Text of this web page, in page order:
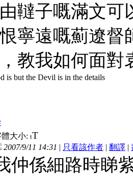
韃子嘅滿文
寧遠嘅薊遼督
教我如何面對
is but the Devil is in the details
大小: tT
2007/9/11 14:31 | 只看該作者 | 翻譯 |
仲係細路時睇